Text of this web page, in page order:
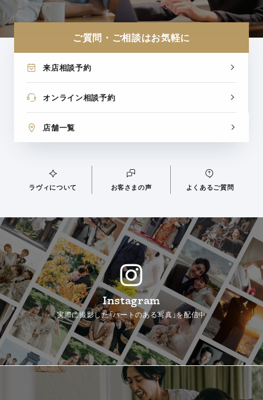
ご質問・ご相談はお気軽に
来店相談予約
オンライン相談予約
店舗一覧
ラヴィについて お客さまの声 よくあるご質問
Instagram
実際に撮影した「ハートのある写真」を配信中